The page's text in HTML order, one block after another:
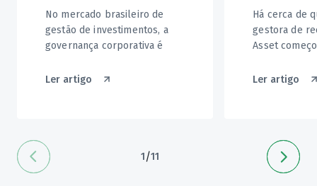
No mercado brasileiro de
gestão de investimentos, a
governança corporativa é
importantes para o
Ler artigo
Há cerca de
gestora de
Asset
com uma
usando a
tecnológica
Ler artigo
1/11